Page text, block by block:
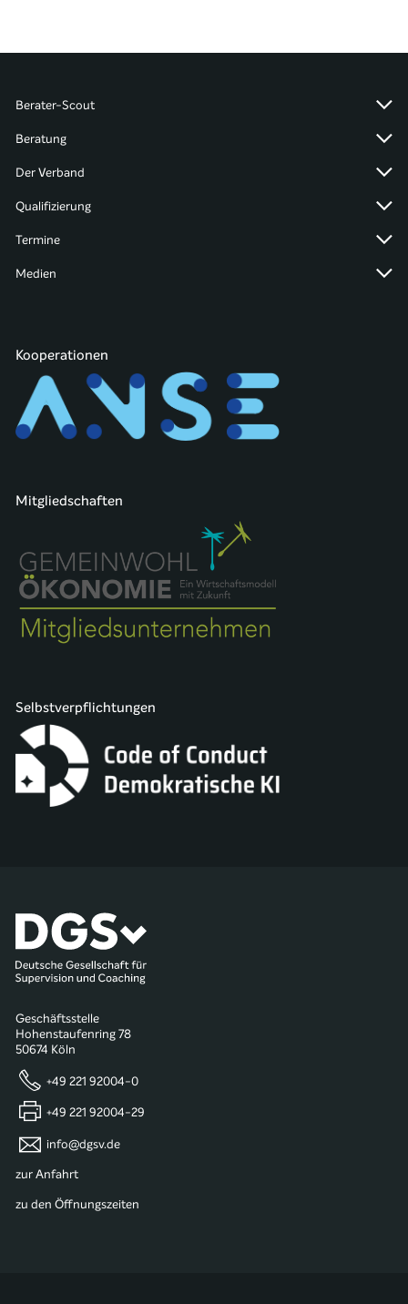
Berater-Scout
Beratung
Der Verband
Qualifizierung
Termine
Medien
Kooperationen
Mitgliedschaften
Selbstverpflichtungen
Geschäftsstelle
Hohenstaufenring 78
50674 Köln
+49 221 92004-0
+49 221 92004-29
info@dgsv.de
zur Anfahrt
zu den Öffnungszeiten